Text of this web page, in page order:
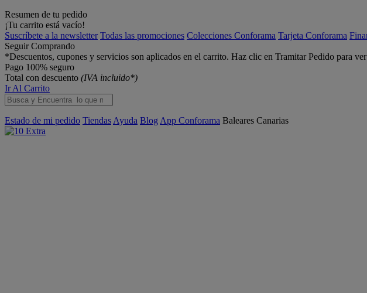
Resumen de tu pedido
¡Tu carrito está vacío!
Suscríbete a la newsletter Todas las promociones Colecciones Conforama Tarjeta Conforama
Seguir Comprando
*Descuentos, cupones y servicios son aplicados en el carrito. Haz clic en Tramitar Pedido para
Pago 100% seguro
Total con descuento (IVA incluido*)
Ir Al Carrito
Estado de mi pedido Tiendas Ayuda Blog App Conforama Baleares Canarias